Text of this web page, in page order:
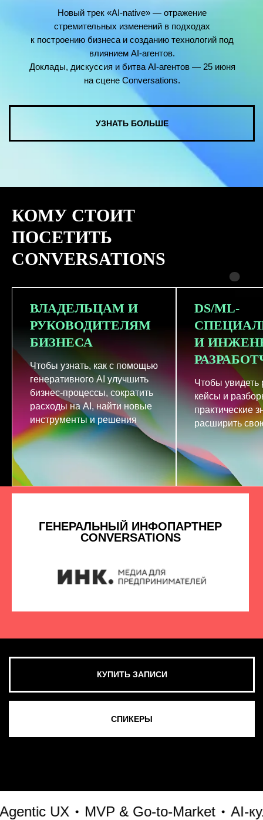
КОМУ СТОИТ
ПОСЕТИТЬ
CONVERSATIONS
ВЛАДЕЛЬЦАМ И
РУКОВОДИТЕЛЯМ
БИЗНЕСА
Чтобы узнать, как с помощью
генеративного AI улучшить
бизнес-процессы, сократить
расходы на AI, найти новые
инструменты и решения
DS/ML-
И
Чтобы увидеть
кейсы и
практические
расширить
UX MVP & Go-to-Market AI-
СМОТРЕТЬ ВСЕ ФОТО